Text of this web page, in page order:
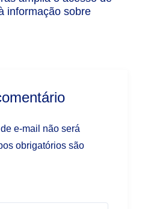
informação sobre
e-mail não será
obrigatórios são